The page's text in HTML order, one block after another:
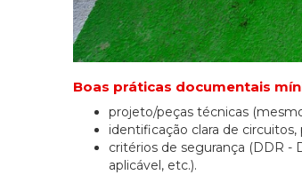
Boas práticas documentais
projeto/peças técnicas
identificação clara de
critérios de segurança (DDR -
aplicável, etc.).